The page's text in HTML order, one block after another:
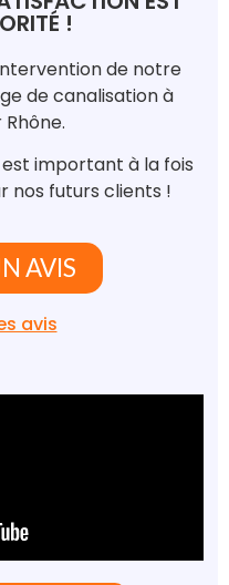
!
de notre
de canalisation à
important à la fois
nos futurs clients !
AVIS
avis